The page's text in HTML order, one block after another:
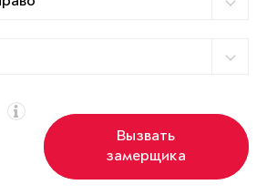
Вызвать
замерщика